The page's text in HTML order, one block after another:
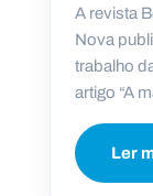
A revista
Nova
trabalho
artigo “A
Ler